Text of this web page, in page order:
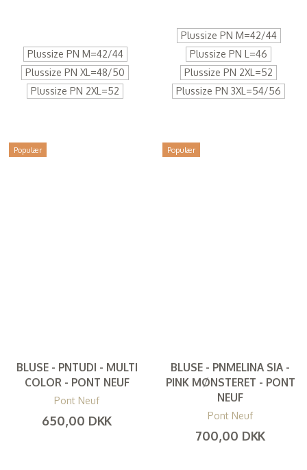
Plussize PN M=42/44
Plussize PN XL=48/50
Plussize PN 2XL=52
Plussize PN M=42/44
Plussize PN L=46
Plussize PN 2XL=52
Plussize PN 3XL=54/56
Populær
BLUSE - PNTUDI - MULTI
COLOR - PONT NEUF
Pont Neuf
650,00 DKK
Populær
BLUSE - PNMELINA SIA -
PINK MØNSTERET - PONT
NEUF
Pont Neuf
700,00 DKK